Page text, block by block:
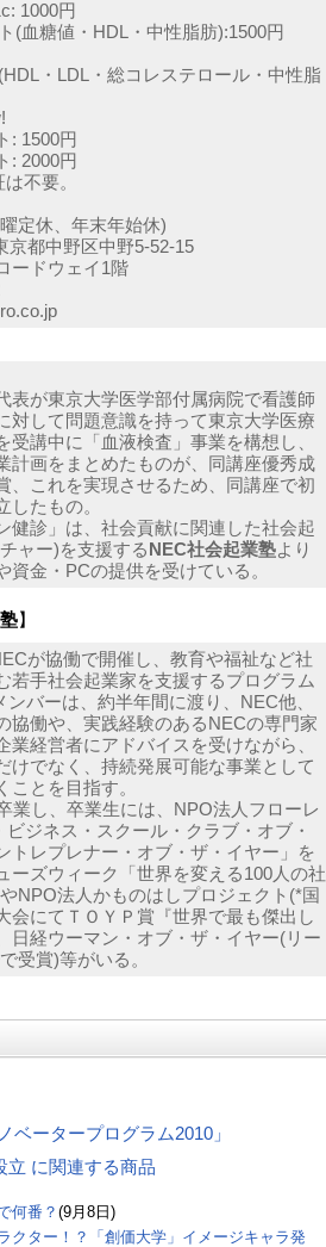
1000円
(血糖値・HDL・中性脂肪):1500円
・LDL・総コレステロール・中性脂
: 1500円
: 2000円
不要。
定休、年末年始休)
京都中野区中野5-52-15
ウェイ1階
表が東京大学医学部付属病院で看護師
対して問題意識を持って東京大学医療
受講中に「血液検査」事業を構想し、
計画をまとめたものが、同講座優秀成
、これを実現させるため、同講座で初
したもの。
健診」は、社会貢献に関連した社会起
ャー)を支援する NEC社会起業塾より
資金・PCの提供を受けている。
】
が協働で開催し、教育や福祉など社
若手社会起業家を支援するプログラム
ンバーは、約半年間に渡り、NEC他、
協働や、実践経験のあるNECの専門家
業経営者にアドバイスを受けながら、
けでなく、持続発展可能な事業として
ことを目指す。
業し、卒業生には、NPO法人フローレ
ジネス・スクール・クラブ・オブ・
トレプレナー・オブ・ザ・イヤー」を
ーズウィーク「世界を変える100人の社
NPO法人かものはしプロジェクト(*国
会にてＴＯＹＰ賞『世界で最も傑出し
日経ウーマン・オブ・ザ・イヤー(リー
受賞)等がいる。
ベータープログラム2010」
立 に関連する商品
何番？(9月8日)
クター！？「創価大学」イメージキャラ発